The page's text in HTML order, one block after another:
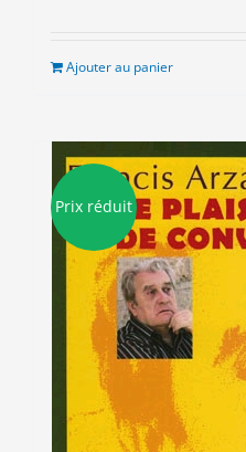
était :
est :
Ajouter au panier
Prix réduit